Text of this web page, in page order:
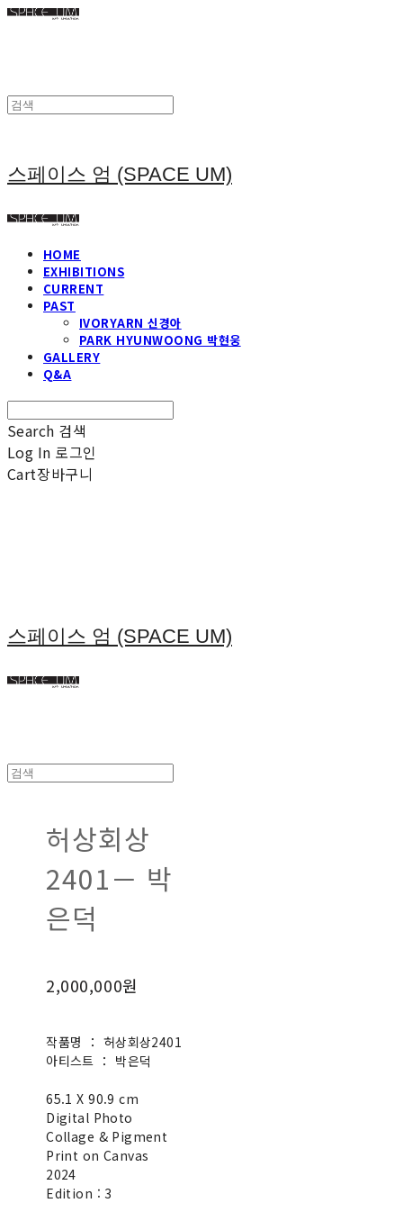
스페이스 엄 (SPACE UM)
HOME
EXHIBITIONS
CURRENT
PAST
IVORYARN 신경아
PARK HYUNWOONG 박현웅
GALLERY
Q&A
Search 검색
Log In 로그인
Cart장바구니
스페이스 엄 (SPACE UM)
허상회상
2401－ 박
은덕
2,000,000원
작품명 ： 허상회상2401
아티스트 ： 박은덕
65.1 X 90.9 cm
Digital Photo
Collage & Pigment
Print on Canvas
2024
Edition : 3